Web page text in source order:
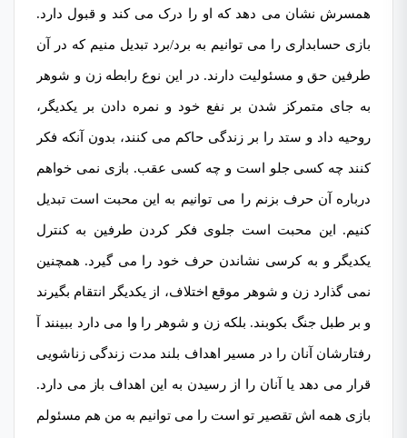
همسرش نشان می دهد که او را درک می کند و قبول دارد.
بازی حسابداری را می توانیم به برد/برد تبدیل منیم که در آن
طرفین حق و مسئولیت دارند. در این نوع رابطه زن و شوهر
به جای متمرکز شدن بر نفع خود و نمره دادن بر یکدیگر،
روحیه داد و ستد را بر زندگی حاکم می کنند، بدون آنکه فکر
کنند چه کسی جلو است و چه کسی عقب. بازی نمی خواهم
درباره آن حرف بزنم را می توانیم به این محبت است تبدیل
کنیم. این محبت است جلوی فکر کردن طرفین به کنترل
یکدیگر و به کرسی نشاندن حرف خود را می گیرد. همچنین
نمی گذارد زن و شوهر موقع اختلاف، از یکدیگر انتقام بگیرند
و بر طبل جنگ بکوبند. بلکه زن و شوهر را وا می دارد ببینند آ
رفتارشان آنان را در مسیر اهداف بلند مدت زندگی زناشویی
قرار می دهد یا آنان را از رسیدن به این اهداف باز می دارد.
بازی همه اش تقصیر تو است را می توانیم به من هم مسئولم